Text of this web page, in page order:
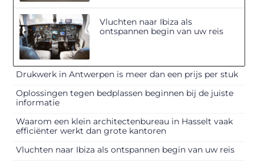
Vluchten naar Ibiza als
ontspannen begin van uw reis
Drukwerk in Antwerpen is meer dan een prijs per stuk
Oplossingen tegen bedplassen beginnen bij de juiste
informatie
Waarom een klein architectenbureau in Hasselt vaak
efficiënter werkt dan grote kantoren
Vluchten naar Ibiza als ontspannen begin van uw reis